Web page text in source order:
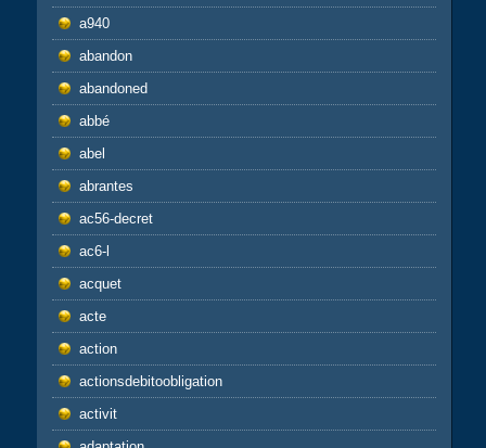
a940
abandon
abandoned
abbé
abel
abrantes
ac56-decret
ac6-l
acquet
acte
action
actionsdebitoobligation
activit